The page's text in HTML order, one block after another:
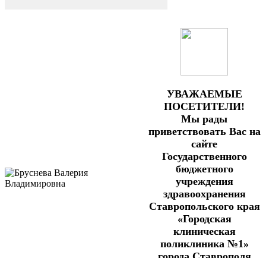
УВАЖАЕМЫЕ
ПОСЕТИТЕЛИ!
Мы рады
приветствовать Вас на
сайте
Государственного
бюджетного
учреждения
здравоохранения
Ставропольского края
«Городская
клиническая
поликлиника №1»